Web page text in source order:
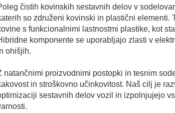
čistih kovinskih sestavnih delov v
so združeni kovinski in plastični
s funkcionalnimi lastnostmi plastike, kot
komponente se uporabljajo zlasti v
ohišjih.
natančnimi proizvodnimi postopki in tesnim
in stroškovno učinkovitost. Naš cilj je
sestavnih delov vozil in izpolnjujejo